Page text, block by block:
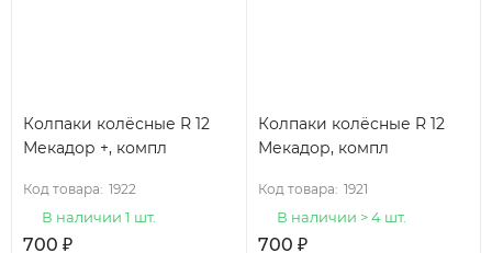
Колпаки колёсные R 12
Мекадор +, компл
Код товара: 1922
В наличии 1 шт.
700 ₽
Колпаки колёсные R 12
Мекадор, компл
Код товара: 1921
В наличии > 4 шт.
700 ₽